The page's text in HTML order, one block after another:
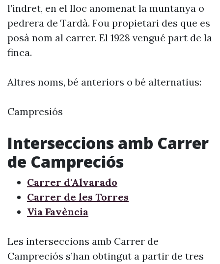
l’indret, en el lloc anomenat la muntanya o
pedrera de Tardà. Fou propietari des que es
posà nom al carrer. El 1928 vengué part de la
finca.
Altres noms, bé anteriors o bé alternatius:
Campresiós
Interseccions amb Carrer
de Campreciós
Carrer d'Alvarado
Carrer de les Torres
Via Favència
Les interseccions amb Carrer de
Campreciós s’han obtingut a partir de tres